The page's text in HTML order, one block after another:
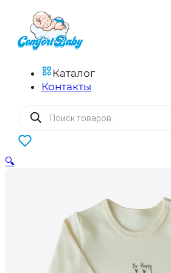
Каталог
Контакты
Поиск
товаров
0
🔍